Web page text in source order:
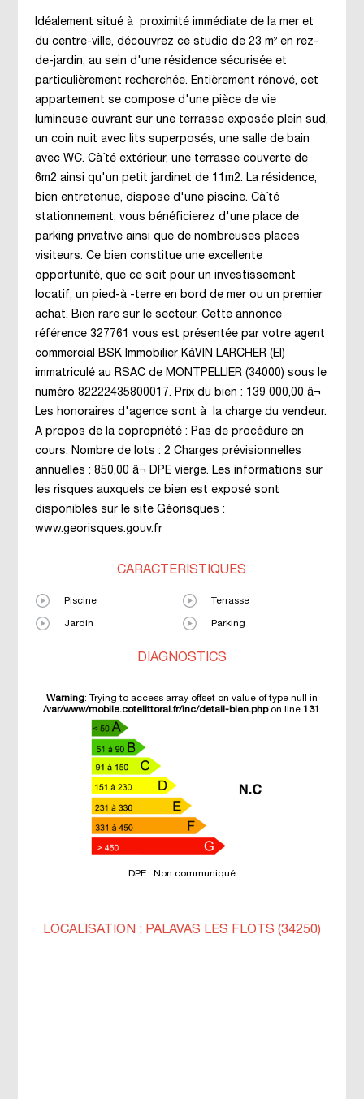
Idéalement situé à proximité immédiate de la mer et
du centre-ville, découvrez ce studio de 23 m² en rez-
de-jardin, au sein d'une résidence sécurisée et
particulièrement recherchée. Entièrement rénové, cet
appartement se compose d'une pièce de vie
lumineuse ouvrant sur une terrasse exposée plein sud,
un coin nuit avec lits superposés, une salle de bain
avec WC. Cà´té extérieur, une terrasse couverte de
6m2 ainsi qu'un petit jardinet de 11m2. La résidence,
bien entretenue, dispose d'une piscine. Cà´té
stationnement, vous bénéficierez d'une place de
parking privative ainsi que de nombreuses places
visiteurs. Ce bien constitue une excellente
opportunité, que ce soit pour un investissement
locatif, un pied-à -terre en bord de mer ou un premier
achat. Bien rare sur le secteur. Cette annonce
référence 327761 vous est présentée par votre agent
commercial BSK Immobilier KàVIN LARCHER (EI)
immatriculé au RSAC de MONTPELLIER (34000) sous le
numéro 82222435800017. Prix du bien : 139 000,00 â¬
Les honoraires d'agence sont à la charge du vendeur.
A propos de la copropriété : Pas de procédure en
cours. Nombre de lots : 2 Charges prévisionnelles
annuelles : 850,00 â¬ DPE vierge. Les informations sur
les risques auxquels ce bien est exposé sont
disponibles sur le site Géorisques :
www.georisques.gouv.fr
CARACTÉRISTIQUES
Piscine Terrasse
Jardin Parking
DIAGNOSTICS
Warning: Trying to access array offset on value of type null in
/var/www/mobile.cotelittoral.fr/inc/detail-bien.phpon line131
DPE : Non communiqué
LOCALISATION : PALAVAS LES FLOTS (34250)